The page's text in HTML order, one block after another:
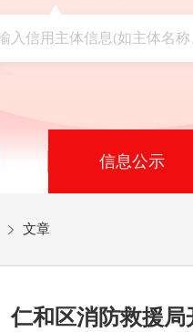
信息公示
文章
仁和区消防救援